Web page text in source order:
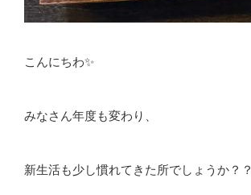
こんにちわ✨
みなさん年度も変わり、
新生活も少し慣れてきた所でしょうか？？